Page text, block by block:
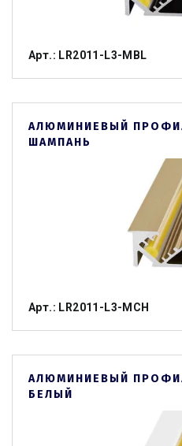
Арт.: LR2011-L3-MBL
АЛЮМИНИЕВЫЙ
ШАМПАНЬ
Арт.: LR2011-L3-MСH
АЛЮМИНИЕВЫЙ
БЕЛЫЙ